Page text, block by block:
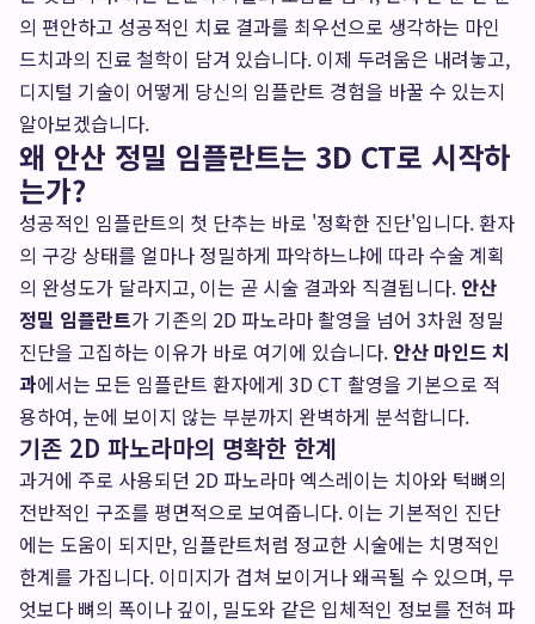
의 편안하고 성공적인 치료 결과를 최우선으로 생각하는 마인
드치과의 진료 철학이 담겨 있습니다. 이제 두려움은 내려놓고,
디지털 기술이 어떻게 당신의 임플란트 경험을 바꿀 수 있는지
알아보겠습니다.
왜 안산 정밀 임플란트는 3D CT로 시작하
는가?
성공적인 임플란트의 첫 단추는 바로 '정확한 진단'입니다. 환자
의 구강 상태를 얼마나 정밀하게 파악하느냐에 따라 수술 계획
의 완성도가 달라지고, 이는 곧 시술 결과와 직결됩니다. 안산
정밀 임플란트가 기존의 2D 파노라마 촬영을 넘어 3차원 정밀
진단을 고집하는 이유가 바로 여기에 있습니다. 안산 마인드 치
과에서는 모든 임플란트 환자에게 3D CT 촬영을 기본으로 적
용하여, 눈에 보이지 않는 부분까지 완벽하게 분석합니다.
기존 2D 파노라마의 명확한 한계
과거에 주로 사용되던 2D 파노라마 엑스레이는 치아와 턱뼈의
전반적인 구조를 평면적으로 보여줍니다. 이는 기본적인 진단
에는 도움이 되지만, 임플란트처럼 정교한 시술에는 치명적인
한계를 가집니다. 이미지가 겹쳐 보이거나 왜곡될 수 있으며, 무
엇보다 뼈의 폭이나 깊이, 밀도와 같은 입체적인 정보를 전혀 파